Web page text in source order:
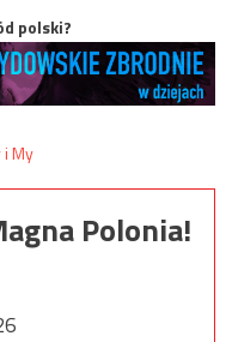
polski?
Polonia!